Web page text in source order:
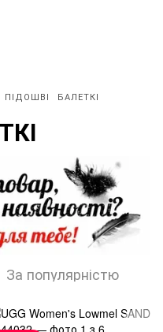
ПІДОШВІ БАЛЕТКІ
За популярністю